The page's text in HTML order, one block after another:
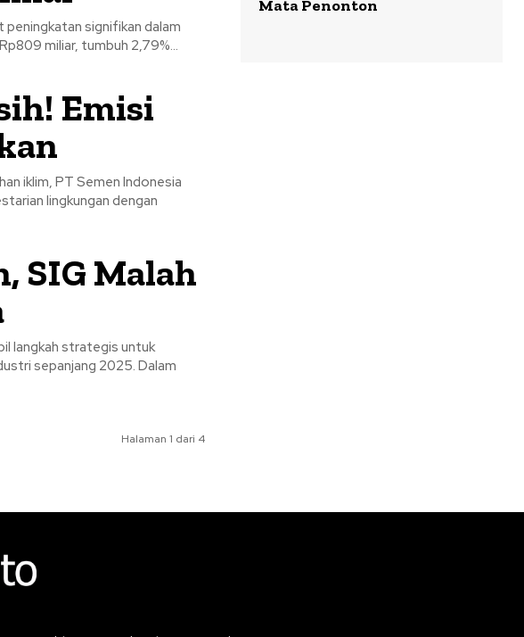
signifikan dalam
miliar, tumbuh 2,79%...
Emisi
iklim, PT Semen Indonesia
lingkungan dengan
SIG Malah
langkah strategis untuk
sepanjang 2025. Dalam
Halaman 1 dari 4
Mata Penonton